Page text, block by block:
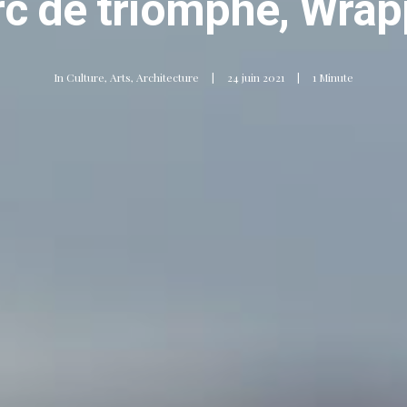
In Culture, Arts, Architecture | 24 juin 2021 | 1 Minute